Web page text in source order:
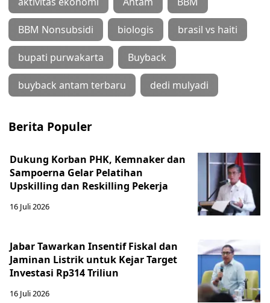
BBM Nonsubsidi biologis brasil vs haiti
bupati purwakarta Buyback
buyback antam terbaru dedi mulyadi
Berita Populer
Dukung Korban PHK, Kemnaker dan
Sampoerna Gelar Pelatihan
Upskilling dan Reskilling Pekerja
16 Juli 2026
Jabar Tawarkan Insentif Fiskal dan
Jaminan Listrik untuk Kejar Target
Investasi Rp314 Triliun
16 Juli 2026